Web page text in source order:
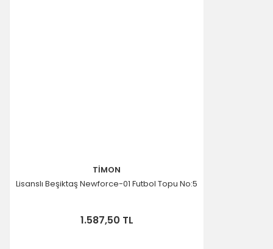
TİMON
Lisanslı Beşiktaş Newforce-01 Futbol Topu No:5
1.587,50 TL